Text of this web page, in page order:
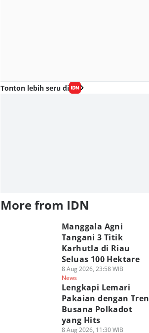
Tonton lebih seru di
More from IDN
Manggala Agni
Tangani 3 Titik
Karhutla di Riau
Seluas 100 Hektare
8 Aug 2026, 23:58 WIB
News
Lengkapi Lemari
Pakaian dengan Tren
Busana Polkadot
yang Hits
8 Aug 2026, 11:30 WIB